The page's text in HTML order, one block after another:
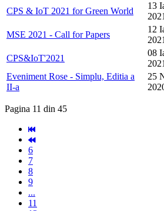
CPS & IoT 2021 for Green World
13
MSE 2021 - Call for Papers
12
CPS&IoT'2021
08
Eveniment Rose - Simplu, Editia a
II-a
25
Pagina 11 din 45
6
7
8
9
...
11